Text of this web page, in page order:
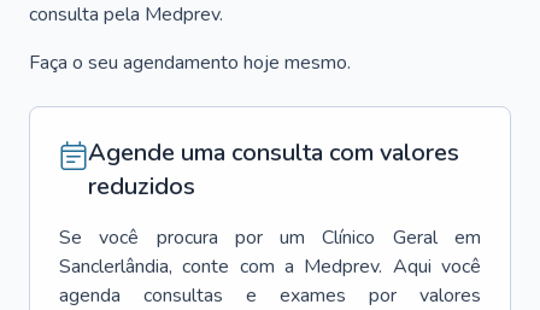
consulta pela Medprev.
Faça o seu agendamento hoje mesmo.
Agende uma consulta com valores
reduzidos
Se você procura por um Clínico Geral
em
Sanclerlândia, conte com a Medprev. Aqui você
agenda consultas e exames por valores